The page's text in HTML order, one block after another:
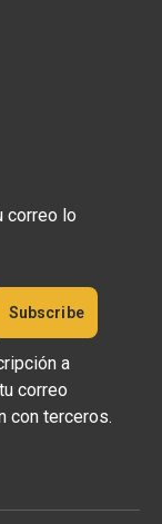
correo lo
a
correo
con terceros.